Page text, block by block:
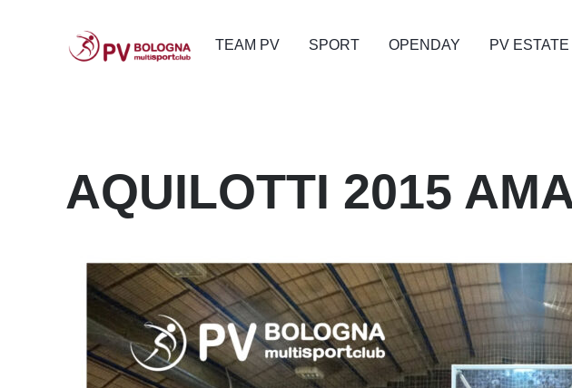
TEAM PV SPORT OPENDAY PV ESTATE
AQUILOTTI 2015